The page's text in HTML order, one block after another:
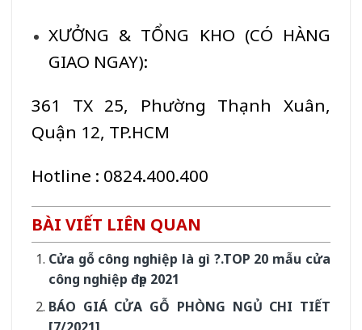
XƯỞNG & TỔNG KHO (CÓ HÀNG
GIAO NGAY):
361 TX 25, Phường Thạnh Xuân,
Quận 12, TP.HCM
Hotline : 0824.400.400
BÀI VIẾT LIÊN QUAN
Cửa gỗ công nghiệp là gì ?.TOP 20 mẫu cửa
công nghiệp đẹp 2021
BÁO GIÁ CỬA GỖ PHÒNG NGỦ CHI TIẾT